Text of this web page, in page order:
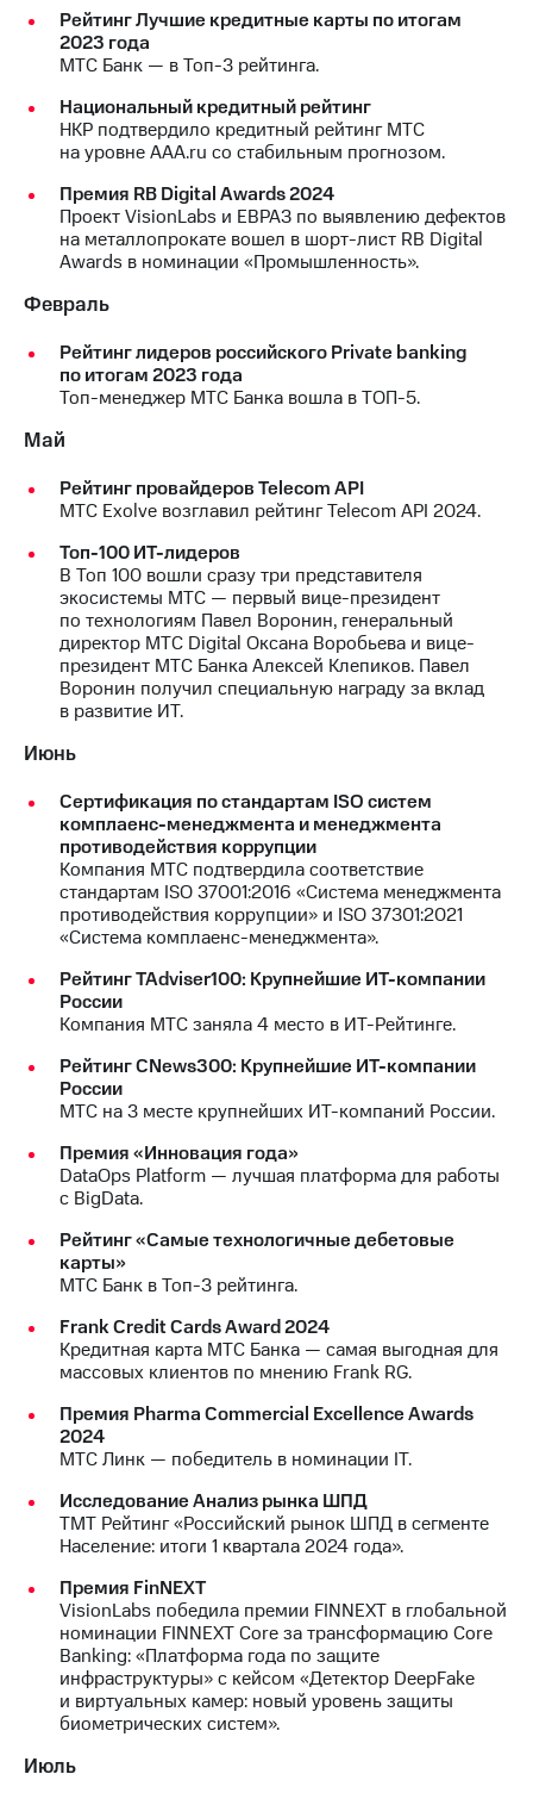
МТС
о технологиях
Достижения
Интервью
Финансовая
отчетность
Контакты
Пригласить
и акционерам
Корпоративное
секретарь
Раскрытие
Информация
акционерам
Документы
ПАО
"МТС"
Собрания
акционеров
Личный
Акционерный
капитал
Контроль
и
аудит
Рынок
акций
Описание
Программа
приобретения
Порядок
выкупа
акций
Дивиденды
облигаций
Описание
Уведомление
о
погашении
облигаций
Другое
Реквизиты
Контакты
развитие
деловая этика
На главную
Рейтинг Лучшие кредитные карты по итогам
2023 года
МТС Банк — в Топ-3 рейтинга.
Национальный кредитный рейтинг
НКР подтвердило кредитный рейтинг МТС
на уровне AAA.ru со стабильным прогнозом.
Премия RB Digital Awards 2024
Проект VisionLabs и ЕВРАЗ по выявлению дефектов
на металлопрокате вошел в шорт-лист RB Digital
Awards в номинации «Промышленность».
Февраль
Рейтинг лидеров российского Private banking
по итогам 2023 года
Топ-менеджер МТС Банка вошла в ТОП-5.
Май
Рейтинг провайдеров Telecom API
МТС Exolve возглавил рейтинг Telecom API 2024.
Топ-100 ИТ-лидеров
В Топ 100 вошли сразу три представителя
экосистемы МТС — первый вице-президент
по технологиям Павел Воронин, генеральный
директор МТС Digital Оксана Воробьева и вице-
президент МТС Банка Алексей Клепиков. Павел
Воронин получил специальную награду за вклад
в развитие ИТ.
Июнь
Сертификация по стандартам ISO систем
комплаенс-менеджмента и менеджмента
противодействия коррупции
Компания МТС подтвердила соответствие
стандартам ISO 37001:2016 «Система менеджмента
противодействия коррупции» и ISO 37301:2021
«Система комплаенс-менеджмента».
Рейтинг TAdviser100: Крупнейшие ИТ-компании
России
Компания МТС заняла 4 место в ИТ-Рейтинге.
Рейтинг CNews300: Крупнейшие ИТ-компании
России
МТС на 3 месте крупнейших ИТ-компаний России.
Премия «Инновация года»
DataOps Platform — лучшая платформа для работы
с BigData.
Рейтинг «Самые технологичные дебетовые
карты»
МТС Банк в Топ-3 рейтинга.
Frank Credit Cards Award 2024
Кредитная карта МТС Банка — самая выгодная для
массовых клиентов по мнению Frank RG.
Премия Pharma Commercial Excellence Awards
2024
МТС Линк — победитель в номинации IT.
Исследование Анализ рынка ШПД
ТМТ Рейтинг «Российский рынок ШПД в сегменте
Население: итоги 1 квартала 2024 года».
Премия FinNEXT
VisionLabs победила премии FINNEXT в глобальной
номинации FINNEXT Core за трансформацию Core
Banking: «Платформа года по защите
инфраструктуры» с кейсом «Детектор DeepFake
и виртуальных камер: новый уровень защиты
биометрических систем».
Июль